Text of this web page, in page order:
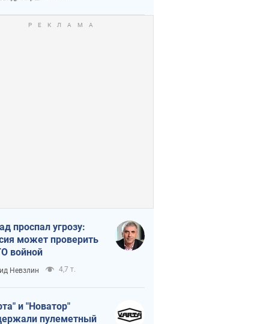
убийцами
проспал угрозу:
может проверить
войной
Невзлин 4,7 т.
и "Новатор"
пулеметный